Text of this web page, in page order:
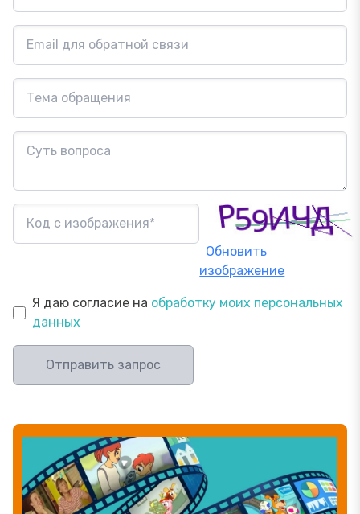
Обновить
изображение
Я даю согласие на обработку моих персональных
данных
Отправить запрос